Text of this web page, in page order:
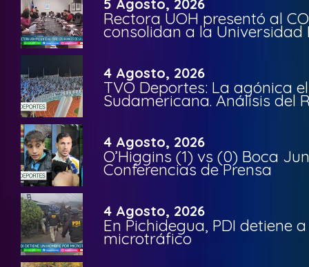
5 Agosto, 2026
Rectora UOH presentó al
consolidan a la Universidad
4 Agosto, 2026
TVO Deportes: La agónica
Sudamericana. Análisis del
4 Agosto, 2026
O’Higgins (1) vs (0) Boca
Conferencias de Prensa
4 Agosto, 2026
En Pichidegua, PDI detiene
microtráfico